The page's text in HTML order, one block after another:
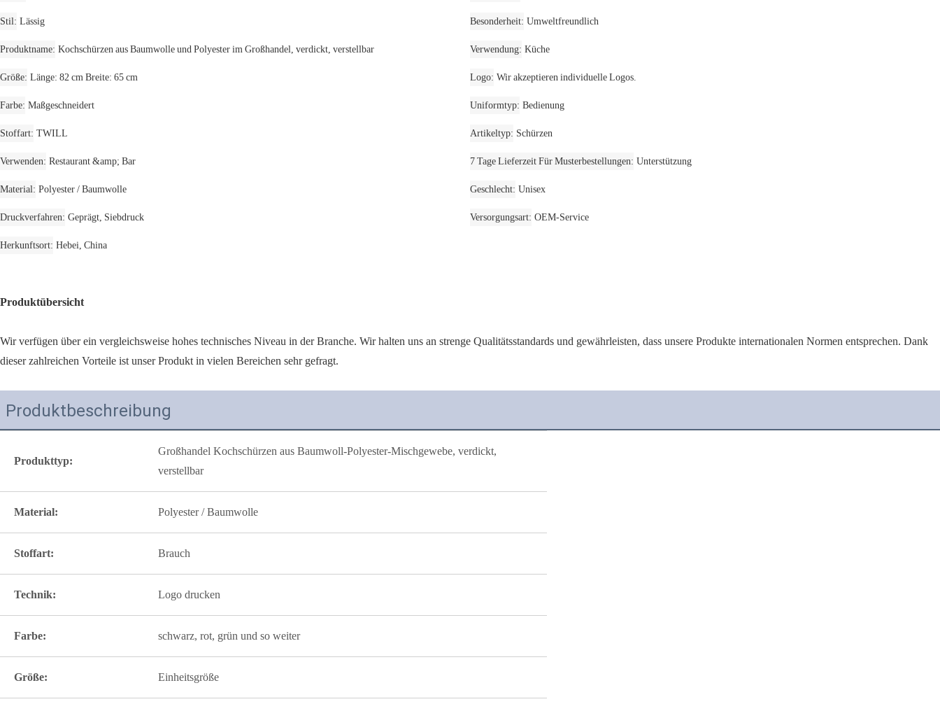
Stil Lässig Besonderheit Umweltfreundlich
Produktname Kochschürzen aus Baumwolle und Polyester im Großhandel, verdickt, verstellbar Verwendung Küche
Größe Länge: 82 cm Breite: 65 cm Logo Wir akzeptieren individuelle Logos.
Farbe Maßgeschneidert Uniformtyp Bedienung
Stoffart TWILL Artikeltyp Schürzen
Verwenden Restaurant &amp; Bar 7 Tage Lieferzeit Für Musterbestellungen Unterstützung
Material Polyester / Baumwolle Geschlecht Unisex
Druckverfahren Geprägt, Siebdruck Versorgungsart OEM-Service
Herkunftsort Hebei, China
Produktübersicht
Wir verfügen über ein vergleichsweise hohes technisches Niveau in der Branche. Wir halten uns an strenge Qualitätsstandards und gewährleisten, dass unsere Produkte internationalen Normen entsprechen. Dank
dieser zahlreichen Vorteile ist unser Produkt in vielen Bereichen sehr gefragt.
Produktbeschreibung
Produkttyp:
Großhandel Kochschürzen aus Baumwoll-Polyester-Mischgewebe, verdickt,
verstellbar
Material: Polyester / Baumwolle
Stoffart: Brauch
Technik: Logo drucken
Farbe: schwarz, rot, grün und so weiter
Größe: Einheitsgröße